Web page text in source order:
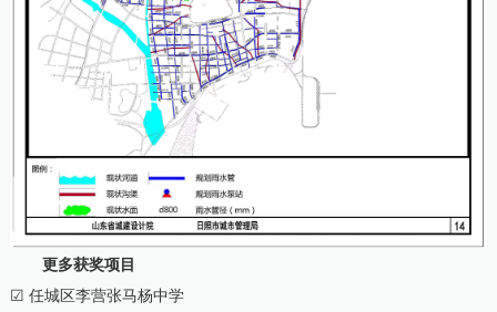
更多获奖项目
☑ 任城区李营张马杨中学